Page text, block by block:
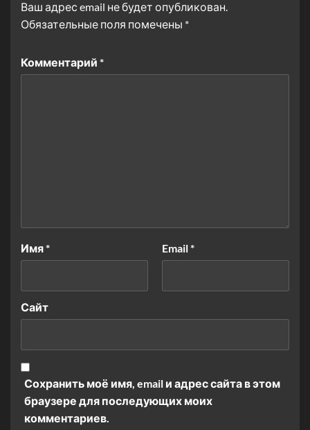
Ваш адрес email не будет опубликован.
Обязательные поля помечены *
Комментарий *
Имя* Email*
Сайт
Сохранить моё имя, email и адрес сайта в этом
браузере для последующих моих
комментариев.